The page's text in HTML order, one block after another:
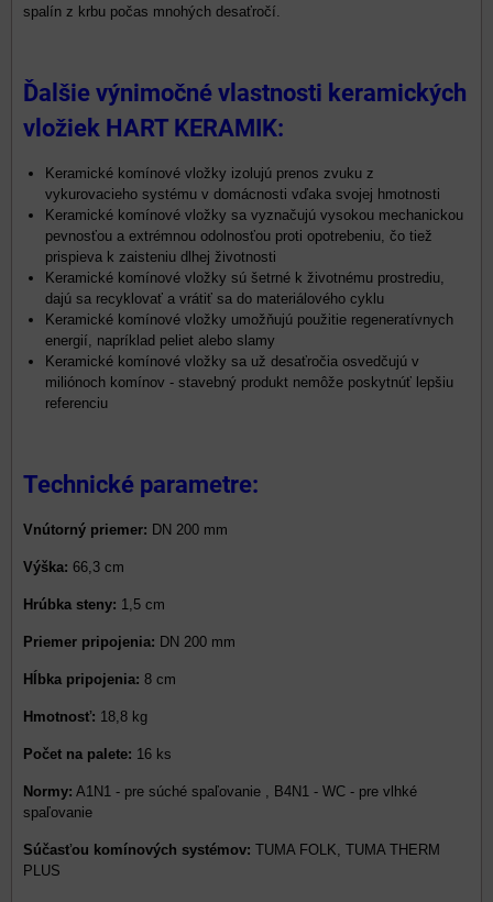
spalín z krbu počas mnohých desaťročí.
Ďalšie výnimočné vlastnosti keramických
vložiek HART KERAMIK:
Keramické komínové vložky izolujú prenos zvuku z
vykurovacieho systému v domácnosti vďaka svojej hmotnosti
Keramické komínové vložky sa vyznačujú vysokou mechanickou
pevnosťou a extrémnou odolnosťou proti opotrebeniu, čo tiež
prispieva k zaisteniu dlhej životnosti
Keramické komínové vložky sú šetrné k životnému prostrediu,
dajú sa recyklovať a vrátiť sa do materiálového cyklu
Keramické komínové vložky umožňujú použitie regeneratívnych
energií, napríklad peliet alebo slamy
Keramické komínové vložky sa už desaťročia osvedčujú v
miliónoch komínov - stavebný produkt nemôže poskytnúť lepšiu
referenciu
Technické parametre:
Vnútorný priemer: DN 200 mm
Výška: 66,3 cm
Hrúbka steny: 1,5 cm
Priemer pripojenia: DN 200 mm
Hĺbka pripojenia: 8 cm
Hmotnosť: 18,8 kg
Počet na palete: 16 ks
Normy: A1N1 - pre súché spaľovanie , B4N1 - WC - pre vlhké
spaľovanie
Súčasťou komínových systémov: TUMA FOLK, TUMA THERM
PLUS